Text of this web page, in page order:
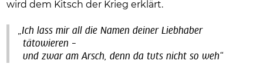
wird dem Kitsch der Krieg erklärt.
„Ich lass mir all die Namen deiner Liebhaber
tätowieren –
und zwar am Arsch, denn da tuts nicht so weh“